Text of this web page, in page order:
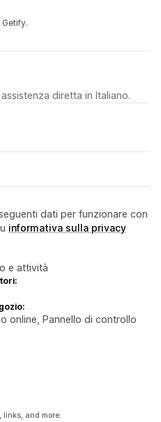
diretta in Italiano.
dati per funzionare con
informativa sulla privacy
e attività
online, Pannello di controllo
and more.